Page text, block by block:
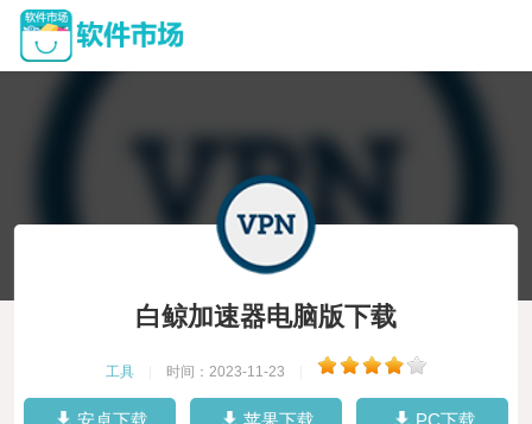
白鲸加速器电脑版下载
工具 时间：2023-11-23
安卓下载 苹果下载 PC下载